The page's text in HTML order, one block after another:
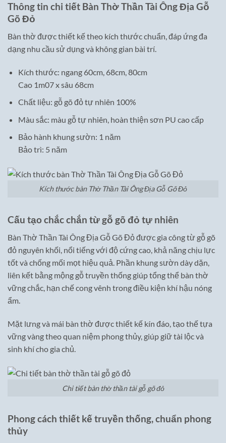
Thông tin chi tiết Bàn Thờ Thần Tài Ông Địa Gỗ
Gõ Đỏ
Bàn thờ được thiết kế theo kích thước chuẩn, đáp ứng đa
dạng nhu cầu sử dụng và không gian bài trí.
Kích thước: ngang 60cm, 68cm, 80cm
Cao 1m07 x sâu 68cm
Chất liệu: gỗ gõ đỏ tự nhiên 100%
Màu sắc: màu gỗ tự nhiên, hoàn thiện sơn PU cao cấp
Bảo hành khung sườn: 1 năm
Bảo trì: 5 năm
Kích thước bàn Thờ Thần Tài Ông Địa Gỗ Gõ Đỏ
Cấu tạo chắc chắn từ gỗ gõ đỏ tự nhiên
Bàn Thờ Thần Tài Ông Địa Gỗ Gõ Đỏ được gia công từ gỗ gõ
đỏ nguyên khối, nổi tiếng với độ cứng cao, khả năng chịu lực
tốt và chống mối mọt hiệu quả. Phần khung sườn dày dặn,
liên kết bằng mộng gỗ truyền thống giúp tổng thể bàn thờ
vững chắc, hạn chế cong vênh trong điều kiện khí hậu nóng
ẩm.
Mặt lưng và mái bàn thờ được thiết kế kín đáo, tạo thế tựa
vững vàng theo quan niệm phong thủy, giúp giữ tài lộc và
sinh khí cho gia chủ.
Chi tiết bàn thờ thần tài gỗ gõ đỏ
Phong cách thiết kế truyền thống, chuẩn phong
thủy